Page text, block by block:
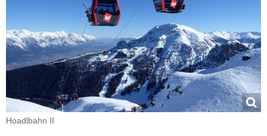
Hoadlbahn II